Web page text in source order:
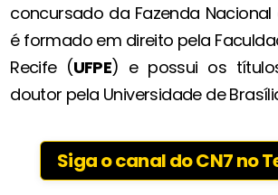
concursado da Fazenda Nacional
é formado em direito pela
Recife (UFPE) e possui os
doutor pela Universidade de
Siga o canal do CN7 no